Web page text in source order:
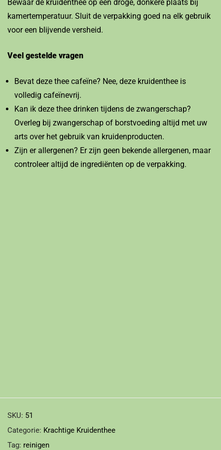
Bewaar de kruidenthee op een droge, donkere plaats bij
kamertemperatuur. Sluit de verpakking goed na elk gebruik
voor een blijvende versheid.
Veel gestelde vragen
Bevat deze thee cafeïne? Nee, deze kruidenthee is
volledig cafeïnevrij.
Kan ik deze thee drinken tijdens de zwangerschap?
Overleg bij zwangerschap of borstvoeding altijd met uw
arts over het gebruik van kruidenproducten.
Zijn er allergenen? Er zijn geen bekende allergenen, maar
controleer altijd de ingrediënten op de verpakking.
SKU: 51
Categorie: Krachtige Kruidenthee
Tag: reinigen